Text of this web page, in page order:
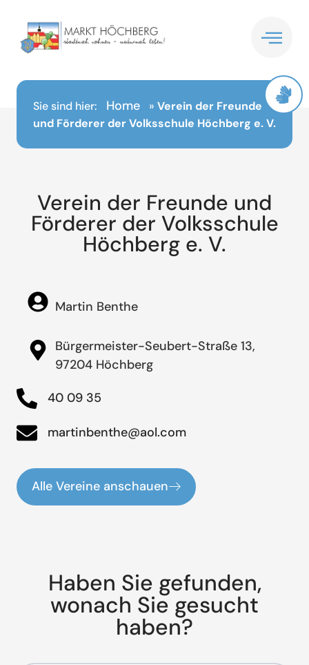
springen
Sie sind hier: Home » Verein der Freunde
und Förderer der Volksschule Höchberg e. V.
Verein der Freunde und
Förderer der Volksschule
Höchberg e. V.
Martin Benthe
Bürgermeister-Seubert-Straße 13,
97204 Höchberg
40 09 35
martinbenthe@aol.com
Alle Vereine anschauen
Haben Sie gefunden,
wonach Sie gesucht
haben?